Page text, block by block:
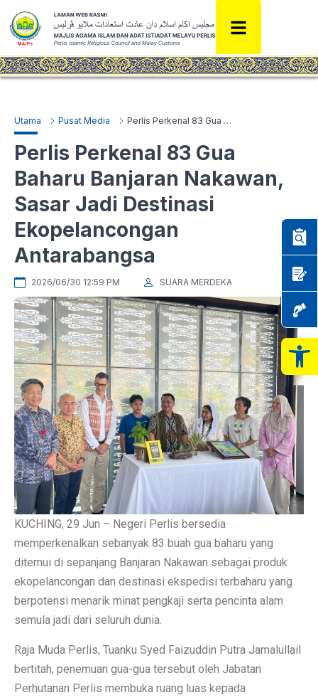
Utama Pusat Media Perlis Perkenal 83 Gua Baharu Banjaran Nakawan, Sasar Jadi Destinasi Ekopelancongan Antarabangsa
Perlis Perkenal 83 Gua
Baharu Banjaran Nakawan,
Sasar Jadi Destinasi
Ekopelancongan
Antarabangsa
2026/06/30 12:59 PM SUARA MERDEKA
KUCHING, 29 Jun – Negeri Perlis bersedia
memperkenalkan sebanyak 83 buah gua baharu yang
ditemui di sepanjang Banjaran Nakawan sebagai produk
ekopelancongan dan destinasi ekspedisi terbaharu yang
berpotensi menarik minat pengkaji serta pencinta alam
semula jadi dari seluruh dunia.
Raja Muda Perlis, Tuanku Syed Faizuddin Putra Jamalullail
bertitah, penemuan gua-gua tersebut oleh Jabatan
Perhutanan Perlis membuka ruang luas kepada